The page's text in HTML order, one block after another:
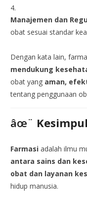
Manajemen dan
obat sesuai standar
Dengan kata lain,
mendukung
obat yang aman,
tentang penggunaan
âœ¨
Farmasi adalah ilmu
antara sains dan
obat dan layanan
hidup manusia.